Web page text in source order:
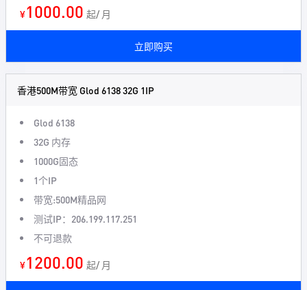
¥1000.00 起/ 月
立即购买
香港500M带宽 Glod 6138 32G 1IP
Glod 6138
32G 内存
1000G固态
1个IP
带宽:500M精品网
测试IP：206.199.117.251
不可退款
¥1200.00 起/ 月